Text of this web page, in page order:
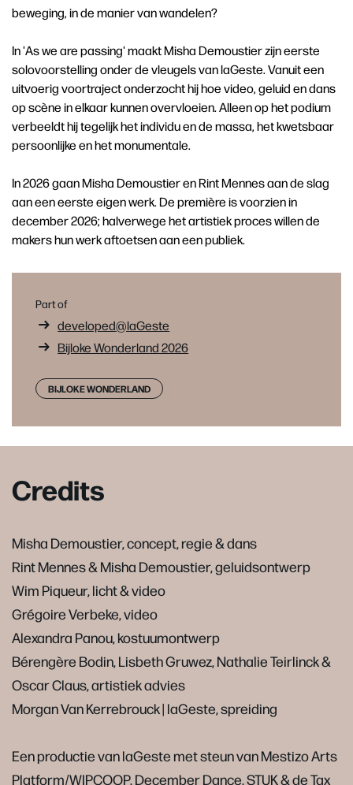
beweging, in de manier van wandelen?
In 'As we are passing' maakt Misha Demoustier zijn eerste
solovoorstelling onder de vleugels van laGeste. Vanuit een
uitvoerig voortraject onderzocht hij hoe video, geluid en dans
op scène in elkaar kunnen overvloeien. Alleen op het podium
verbeeldt hij tegelijk het individu en de massa, het kwetsbaar
persoonlijke en het monumentale.
In 2026 gaan Misha Demoustier en Rint Mennes aan de slag
aan een eerste eigen werk. De première is voorzien in
december 2026; halverwege het artistiek proces willen de
makers hun werk aftoetsen aan een publiek.
Part of
developed@laGeste
Bijloke Wonderland 2026
BIJLOKE WONDERLAND
Credits
Misha Demoustier, concept, regie & dans
Rint Mennes & Misha Demoustier, geluidsontwerp
Wim Piqueur, licht & video
Grégoire Verbeke, video
Alexandra Panou, kostuumontwerp
Bérengère Bodin, Lisbeth Gruwez, Nathalie Teirlinck &
Oscar Claus, artistiek advies
Morgan Van Kerrebrouck | laGeste, spreiding
Een productie van laGeste met steun van Mestizo Arts
Platform/WIPCOOP, December Dance, STUK & de Tax